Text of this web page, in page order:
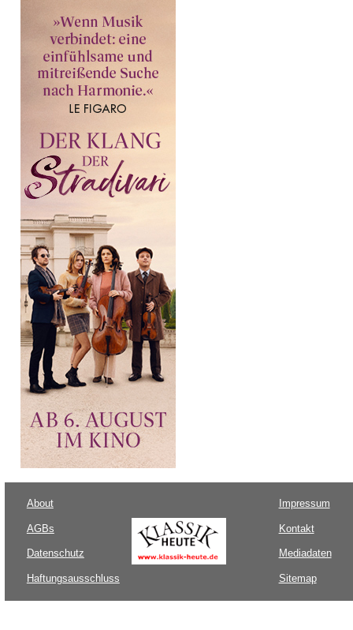
About
AGBs
Datenschutz
Haftungsausschluss
Impressum
Kontakt
Mediadaten
Sitemap